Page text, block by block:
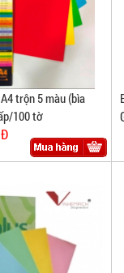
trộn 5 màu (bìa
100 tờ